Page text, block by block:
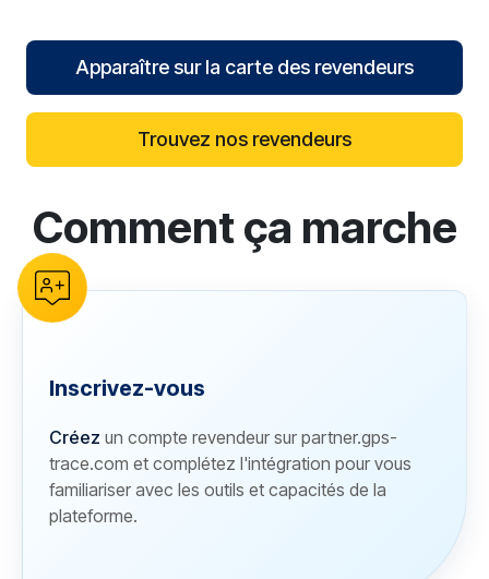
Apparaître sur la carte des revendeurs
Trouvez nos revendeurs
reCAPTCHA verification
Comment ça marche
Inscrivez-vous
Créez un compte revendeur sur partner.gps-
trace.com et complétez l'intégration pour vous
familiariser avec les outils et capacités de la
plateforme.